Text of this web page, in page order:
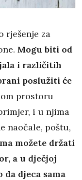
rješenje za
Mogu biti od
i različitih
poslužiti će
prostoru
i u njima
naočale, poštu,
možete držati
a u dječjoj
djeca sama